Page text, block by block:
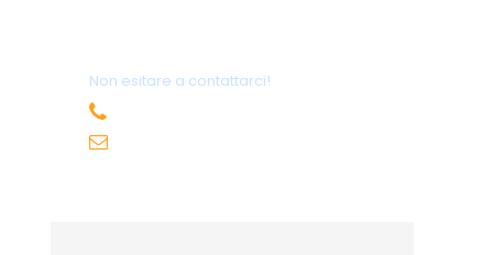
Non esitare a contattarci!